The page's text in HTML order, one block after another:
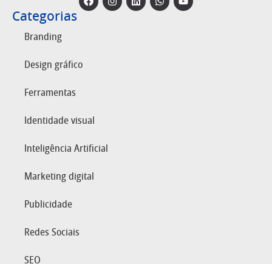
Categorias
Branding
Design gráfico
Ferramentas
Identidade visual
Inteligência Artificial
Marketing digital
Publicidade
Redes Sociais
SEO